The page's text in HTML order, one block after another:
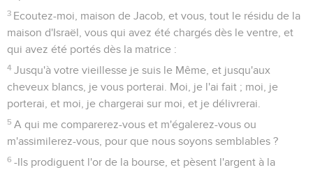
3 Ecoutez-moi, maison de Jacob, et vous, tout le résidu de la
maison d'Israël, vous qui avez été chargés dès le ventre, et
qui avez été portés dès la matrice :
4 Jusqu'à votre vieillesse je suis le Même, et jusqu'aux
cheveux blancs, je vous porterai. Moi, je l'ai fait ; moi, je
porterai, et moi, je chargerai sur moi, et je délivrerai.
5 A qui me comparerez-vous et m'égalerez-vous ou
m'assimilerez-vous, pour que nous soyons semblables ?
6 -Ils prodiguent l'or de la bourse, et pèsent l'argent à la